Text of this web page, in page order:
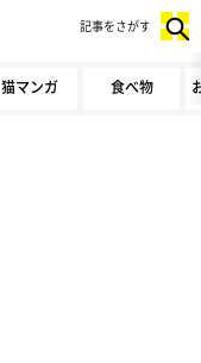
猫マンガ 食べ物
記事をさがす